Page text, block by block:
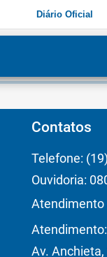
Diário Oficial
Contatos
Telefone:
Ouvidoria:
Atendimento
Av.